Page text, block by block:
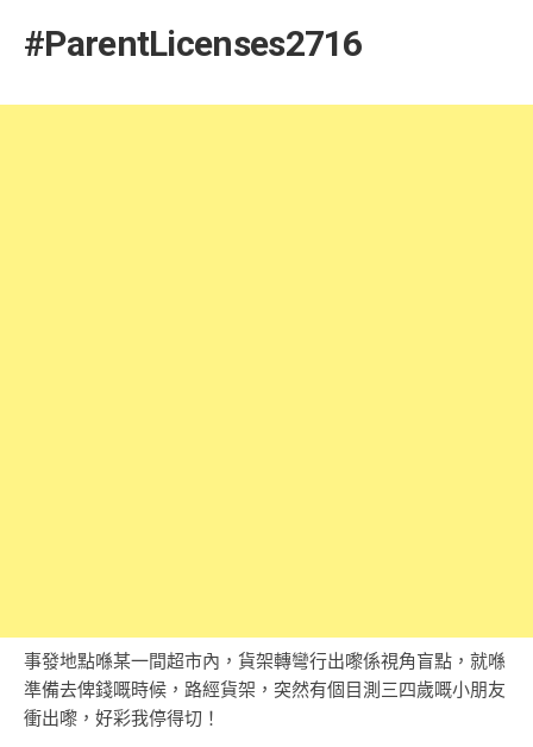
#ParentLicenses2716
事發地點喺某一間超市內，貨架轉彎行出嚟係視角盲點，就喺
準備去俾錢嘅時候，路經貨架，突然有個目測三四歲嘅小朋友
衝出嚟，好彩我停得切！